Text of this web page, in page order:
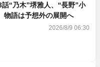
話“乃木”堺雅人、“長野”小
語は予想外の展開へ
2026/8/9 06:30